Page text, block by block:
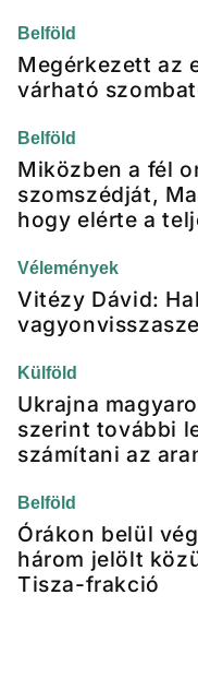
Belföld
Megérkezett az
várható
Belföld
Miközben a fél
szomszédját,
hogy elérte a
Vélemények
Vitézy Dávid:
Külföld
Ukrajna
szerint további
számítani az
Belföld
Órákon belül
három jelölt
Tisza-frakció